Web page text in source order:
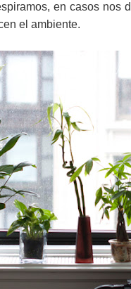
en casos nos
el ambiente.